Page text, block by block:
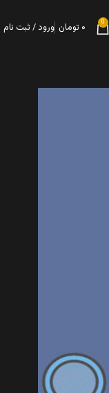
0 ۰ تومان ورود / ثبت نام